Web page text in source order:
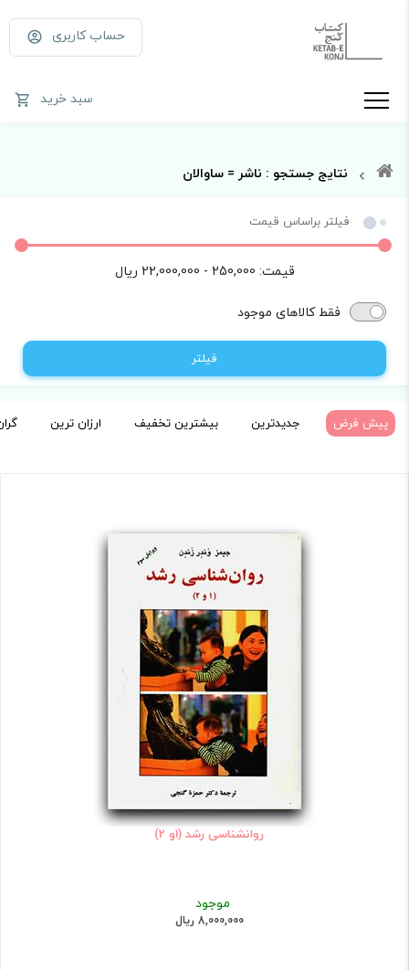
حساب کاربری
سبد خرید
نتایج جستجو : ناشر = ساوالان
فیلتر براساس قیمت
قیمت: 250,000 - 22,000,000
ریال
فقط کالاهای موجود
فیلتر
پیش فرض جدیدترین بیشترین تخفیف ارزان ترین
روانشناسی رشد (1و 2)
موجود
8,000,000 ریال